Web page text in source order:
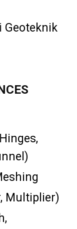
Geoteknik
Multiplier)